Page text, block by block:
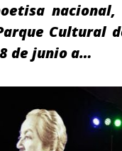
nacional,
Cultural
de junio a…